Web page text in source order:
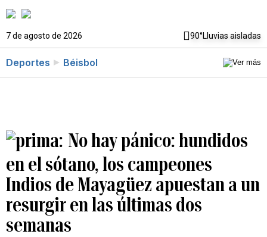
7 de agosto de 2026 90°Lluvias aisladas
Deportes Béisbol
No hay pánico: hundidos
en el sótano, los campeones
Indios de Mayagüez apuestan a un
resurgir en las últimas dos
semanas